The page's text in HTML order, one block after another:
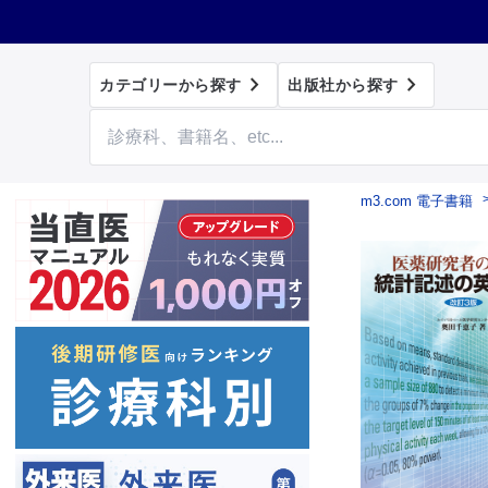
カテゴリーから探す  出版社から探す 
m3.com 電子書籍